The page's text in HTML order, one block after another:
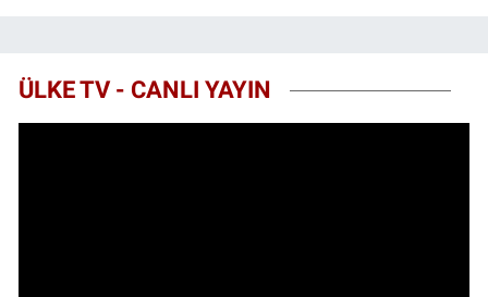
ÜLKE TV - CANLI YAYIN